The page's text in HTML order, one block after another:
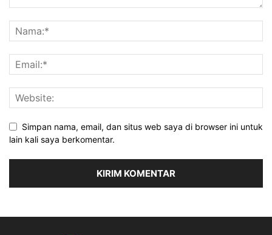
Simpan nama, email, dan situs web saya di browser ini untuk
lain kali saya berkomentar.